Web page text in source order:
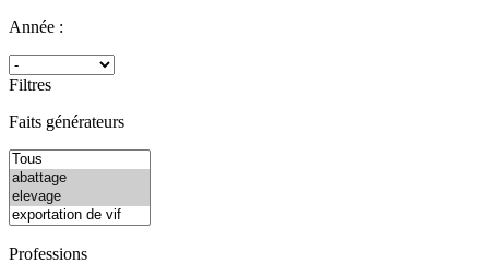
Année :
Filtres
Faits générateurs
Professions